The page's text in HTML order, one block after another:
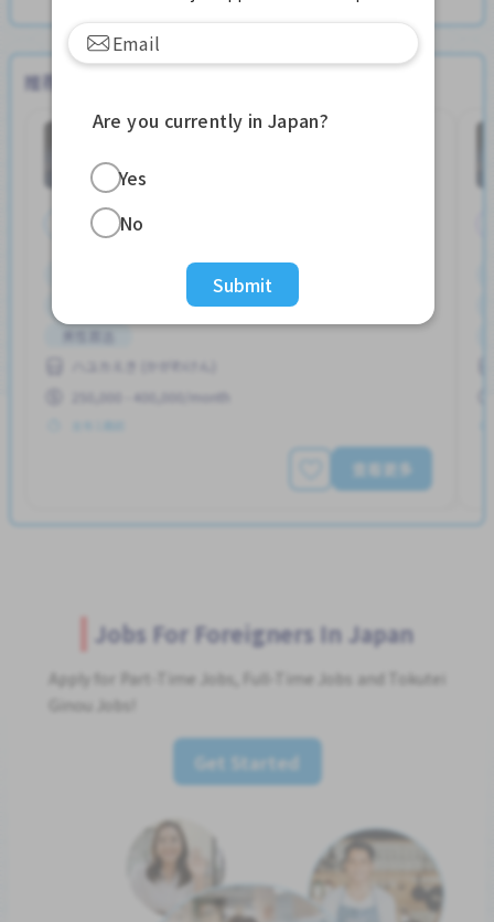
推荐职位
其他 工厂
全职
外籍员工 奖励
提供膳食
支付交通费
250,000 - 400,000/month
查看更多
Jobs For Foreigners In Japan
Apply for Part-Time Jobs, Full-Time Jobs and Tokutei
Ginou Jobs!
Get Started
Are you currently in Japan?
Yes
No
Submit